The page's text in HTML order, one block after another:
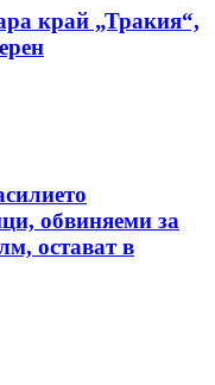
край „Тракия“,
обвиняеми за
остават в